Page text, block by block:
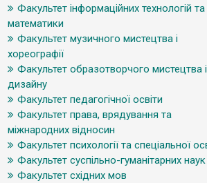
Факультет інформаційних технологій та
математики
Факультет музичного мистецтва і
хореографії
Факультет образотворчого мистецтва і
дизайну
Факультет педагогічної освіти
Факультет права, врядування та
міжнародних відносин
Факультет психології та спеціальної
Факультет суспільно-гуманітарних наук
Факультет східних мов